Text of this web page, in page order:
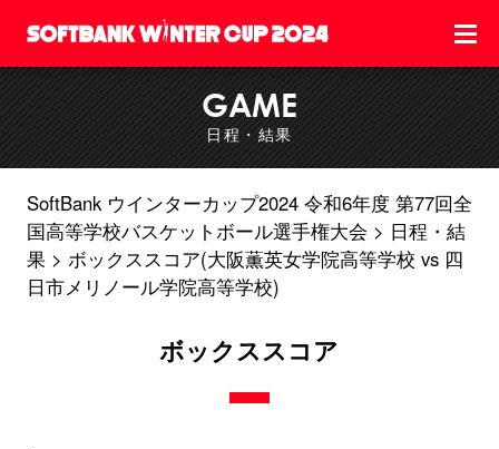
GAME
日程・結果
SoftBank ウインターカップ2024 令和6年度 第77回全
国高等学校バスケットボール選手権大会
日程・結
果
ボックススコア(大阪薫英女学院高等学校 vs 四
日市メリノール学院高等学校)
ボックススコア